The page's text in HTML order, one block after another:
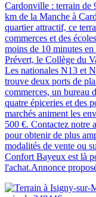
Cardonville : terrain
km de la Manche à
quartier attractif, ce
commerces et des
moins de 10 minutes
Prévert, le Collège du
Les nationales N13 et
trouve deux ports de
commerces, un bureau
quatre épiceries et des
marchés animent les
500 €. Contactez notre
pour obtenir de plus
modalités de vente ou
Confort Bayeux est là
l'achat.Annonce